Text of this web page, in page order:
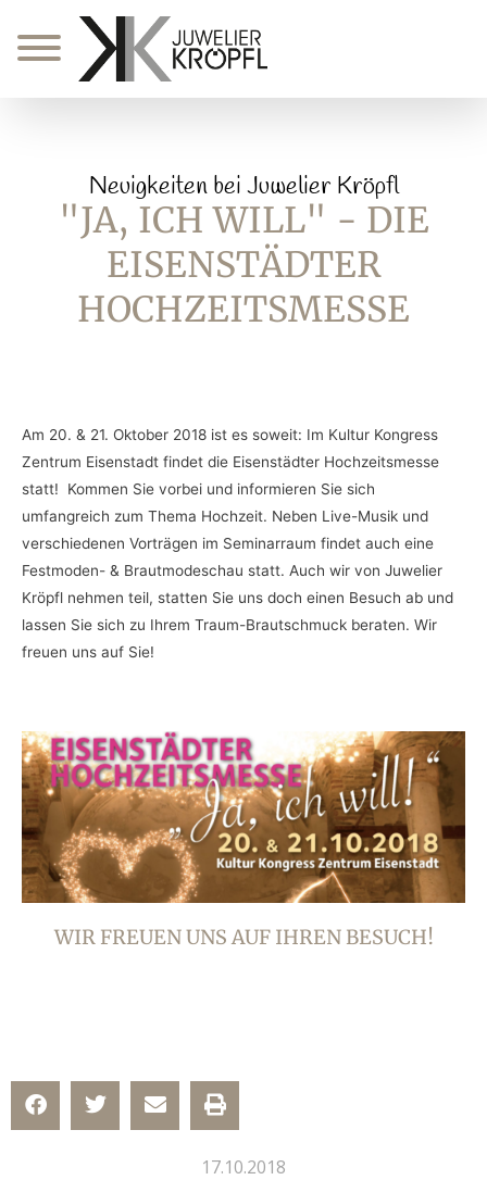
Zum
Neuigkeiten bei Juwelier Kröpfl
"JA, ICH WILL" - DIE
EISENSTÄDTER
HOCHZEITSMESSE
Am 20. & 21. Oktober 2018 ist es soweit: Im Kultur Kongress
Zentrum Eisenstadt findet die Eisenstädter Hochzeitsmesse
statt! Kommen Sie vorbei und informieren Sie sich
umfangreich zum Thema Hochzeit. Neben Live-Musik und
verschiedenen Vorträgen im Seminarraum findet auch eine
Festmoden- & Brautmodeschau statt. Auch wir von Juwelier
Kröpfl nehmen teil, statten Sie uns doch einen Besuch ab und
lassen Sie sich zu Ihrem Traum-Brautschmuck beraten. Wir
freuen uns auf Sie!
WIR FREUEN UNS AUF IHREN BESUCH!
17.10.2018